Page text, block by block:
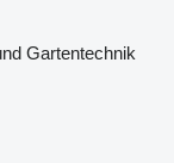
Gartentechnik